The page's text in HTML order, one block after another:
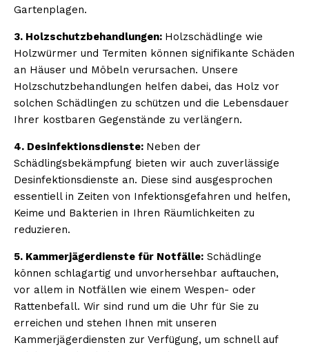
Gartenplagen.
3. Holzschutzbehandlungen: Holzschädlinge wie
Holzwürmer und Termiten können signifikante Schäden
an Häuser und Möbeln verursachen. Unsere
Holzschutzbehandlungen helfen dabei, das Holz vor
solchen Schädlingen zu schützen und die Lebensdauer
Ihrer kostbaren Gegenstände zu verlängern.
4. Desinfektionsdienste: Neben der
Schädlingsbekämpfung bieten wir auch zuverlässige
Desinfektionsdienste an. Diese sind ausgesprochen
essentiell in Zeiten von Infektionsgefahren und helfen,
Keime und Bakterien in Ihren Räumlichkeiten zu
reduzieren.
5. Kammerjägerdienste für Notfälle: Schädlinge
können schlagartig und unvorhersehbar auftauchen,
vor allem in Notfällen wie einem Wespen- oder
Rattenbefall. Wir sind rund um die Uhr für Sie zu
erreichen und stehen Ihnen mit unseren
Kammerjägerdiensten zur Verfügung, um schnell auf